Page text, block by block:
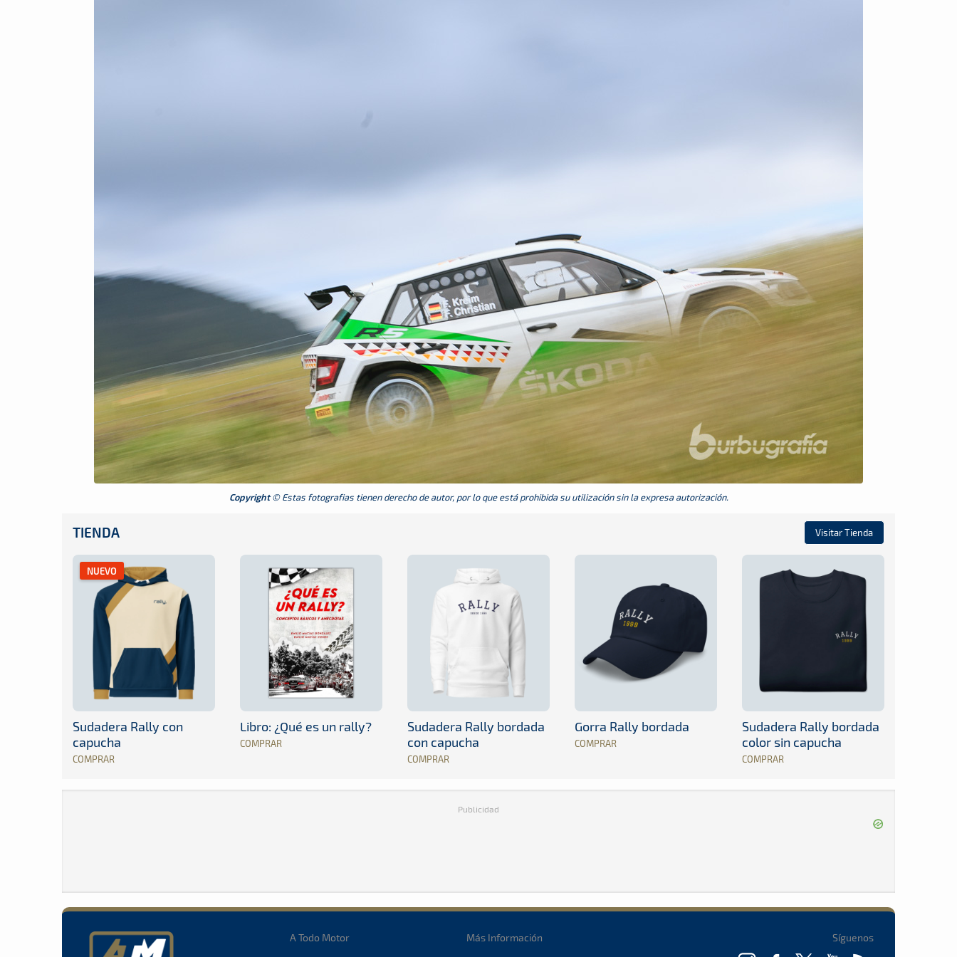
Copyright© Estas fotografias tienen derecho de autor, por lo que está prohibida su utilización sin la expresa autorización.
TIENDA Visitar Tienda
NUEVO
Sudadera Rally con
capucha
COMPRAR
Libro: ¿Qué es un rally?
COMPRAR
Sudadera Rally bordada
con capucha
COMPRAR
Gorra Rally bordada
COMPRAR
Sudadera Rally bordada
color sin capucha
COMPRAR
Publicidad
A Todo Motor Más Información Síguenos